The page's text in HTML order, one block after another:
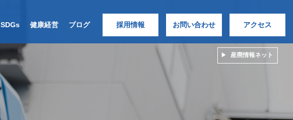
産廃情報ネット
SDGs 健康経営 ブログ 採用情報 お問い合わせ アクセス